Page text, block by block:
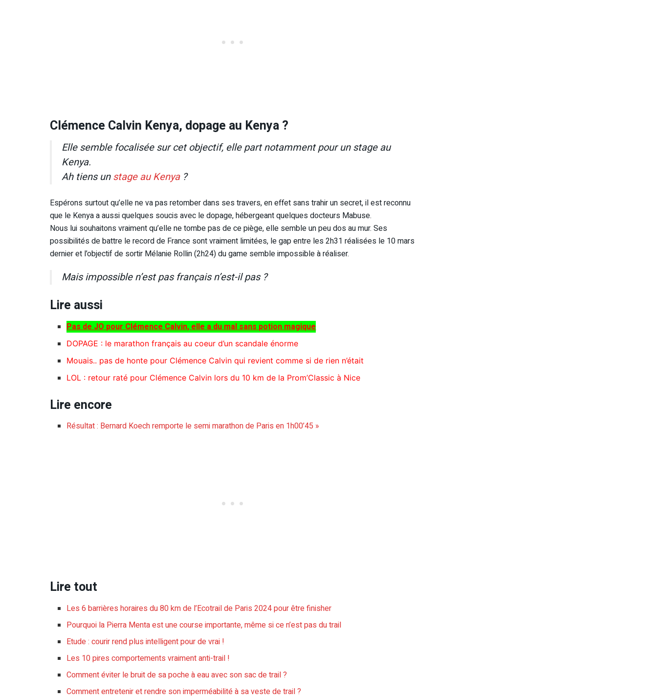
Clémence Calvin Kenya, dopage au Kenya ?
Elle semble focalisée sur cet objectif, elle part notamment pour un stage au
Kenya.
Ah tiens unstage au Kenya?
Espérons surtout qu’elle ne va pas retomber dans ses travers, en effet sans trahir un secret, il est reconnu
que le Kenya a aussi quelques soucis avec le dopage, hébergeant quelques docteurs Mabuse.
Nous lui souhaitons vraiment qu’elle ne tombe pas de ce piège, elle semble un peu dos au mur. Ses
possibilités de battre le record de France sont vraiment limitées, le gap entre les 2h31 réalisées le 10 mars
dernier et l’objectif de sortir Mélanie Rollin (2h24) du game semble impossible à réaliser.
Mais impossible n’est pas français n’est-il pas ?
Lire aussi
Pas de JO pour Clémence Calvin, elle a du mal sans potion magique
DOPAGE : le marathon français au coeur d’un scandale énorme
Mouais.. pas de honte pour Clémence Calvin qui revient comme si de rien n’était
LOL : retour raté pour Clémence Calvin lors du 10 km de la Prom’Classic à Nice
Lire encore
Résultat : Bernard Koech remporte le semi marathon de Paris en 1h00’45 »
Lire tout
Les 6 barrières horaires du 80 km de l’Ecotrail de Paris 2024 pour être finisher
Pourquoi la Pierra Menta est une course importante, même si ce n’est pas du trail
Etude : courir rend plus intelligent pour de vrai !
Les 10 pires comportements vraiment anti-trail !
Comment éviter le bruit de sa poche à eau avec son sac de trail ?
Comment entretenir et rendre son imperméabilité à sa veste de trail ?